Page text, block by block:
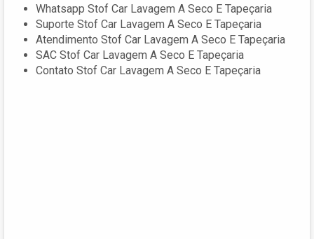
Whatsapp Stof Car Lavagem A Seco E Tapeçaria
Suporte Stof Car Lavagem A Seco E Tapeçaria
Atendimento Stof Car Lavagem A Seco E Tapeçaria
SAC Stof Car Lavagem A Seco E Tapeçaria
Contato Stof Car Lavagem A Seco E Tapeçaria